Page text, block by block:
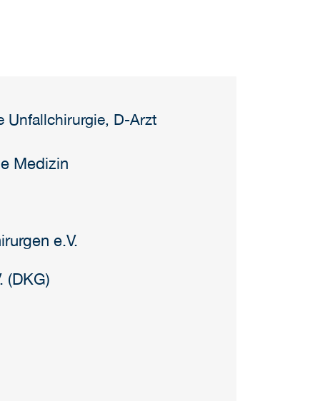
Unfallchirurgie, D-Arzt
Medizin
e.V.
(DKG)